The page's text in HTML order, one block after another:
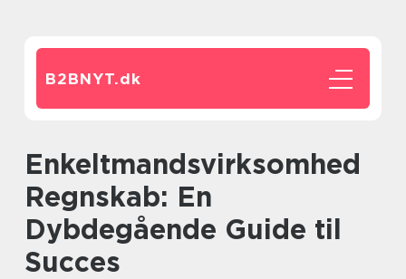
B2BNYT.dk
Enkeltmandsvirksomhed
Regnskab: En
Dybdegående Guide til
Succes